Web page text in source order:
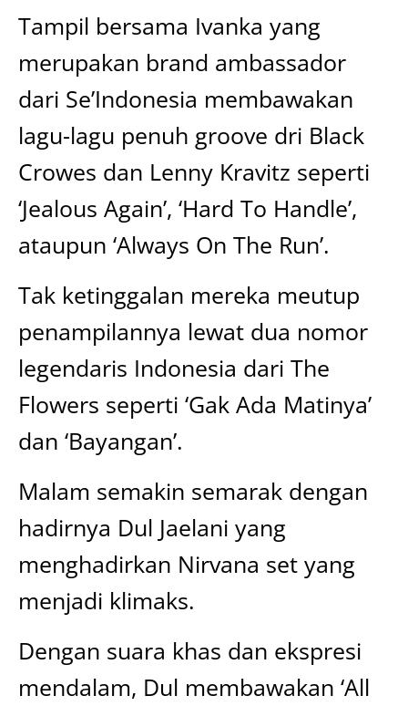
Tampil bersama Ivanka yang
merupakan brand ambassador
dari Se’Indonesia membawakan
lagu-lagu penuh groove dri Black
Crowes dan Lenny Kravitz seperti
‘Jealous Again’, ‘Hard To Handle’,
ataupun ‘Always On The Run’.
Tak ketinggalan mereka meutup
penampilannya lewat dua nomor
legendaris Indonesia dari The
Flowers seperti ‘Gak Ada Matinya’
dan ‘Bayangan’.
Malam semakin semarak dengan
hadirnya Dul Jaelani yang
menghadirkan Nirvana set yang
menjadi klimaks.
Dengan suara khas dan ekspresi
mendalam, Dul membawakan ‘All